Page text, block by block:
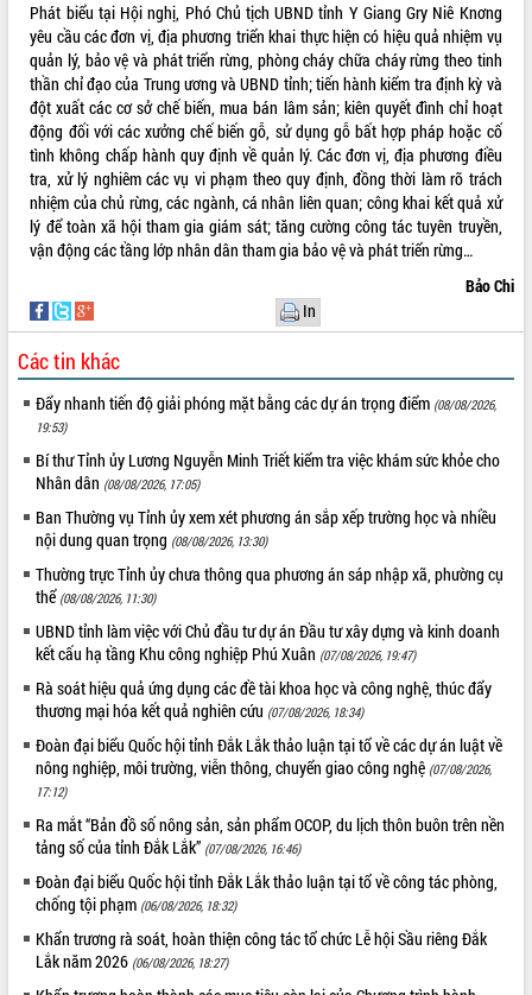
Đề án 06 tạo bước ngoặt đột phá trong
cải cách hành chính tỉnh Đắk Lắk
Kết nối tour, đẩy mạnh chuyển đổi số
để phát triển du lịch Đắk Lắk
Khởi động Dự án Đầu tư xây dựng hạ
tầng kỹ thuật Cụm công nghiệp Tân
Tiến
Gặp mặt các cơ quan báo chí nhân Kỷ
niệm 101 năm Ngày Báo chí Cách
mạng Việt Nam
hiện Đề án 06 của Chính phủ
Quy hoạch và Xúc tiến đầu tư tỉnh Đắk
Khơi thông điểm nghẽn, đẩy nhanh
giải ngân vốn khắc phục thiên tai
HĐND tỉnh thông qua điều chỉnh Quy
hoạch tỉnh thời kỳ 2021-2030
Hội thảo góp ý hồ sơ điều chỉnh quy
hoạch tỉnh Đắk Lắk thời kỳ 2021-2030,
tầm nhìn đến năm 2050
Nâng cao hiệu quả hoạt động của các
doanh nghiệp nhà nước
Hội nghị triển khai kết nối mạng
truyền số liệu chuyên dùng phục vụ cơ
quan Đảng, Nhà nước
Lễ phát động chuỗi hoạt động chung
tay làm sạch môi trường
Xã Ea Kar bước chuyển mình trong
mới
UBND tỉnh họp báo định kỳ tháng 4
năm 2026
Hội thảo khoa học “Giải pháp thúc đẩy
phát triển nền kinh tế xanh tại tỉnh
Đắk Lắk”
Phát biểu tại Hội nghị, Phó Chủ tịch UBND tỉnh Y Giang Gry Niê Knơng
yêu cầu các đơn vị, địa phương triển khai thực hiện có hiệu quả nhiệm vụ
quản lý, bảo vệ và phát triển rừng, phòng cháy chữa cháy rừng theo tinh
thần chỉ đạo của Trung ương và UBND tỉnh; tiến hành kiểm tra định kỳ và
đột xuất các cơ sở chế biến, mua bán lâm sản; kiên quyết đình chỉ hoạt
động đối với các xưởng chế biến gỗ, sử dụng gỗ bất hợp pháp hoặc cố
tình không chấp hành quy định về quản lý. Các đơn vị, địa phương điều
tra, xử lý nghiêm các vụ vi phạm theo quy định, đồng thời làm rõ trách
nhiệm của chủ rừng, các ngành, cá nhân liên quan; công khai kết quả xử
lý để toàn xã hội tham gia giám sát; tăng cường công tác tuyên truyền,
vận động các tầng lớp nhân dân tham gia bảo vệ và phát triển rừng…
Bảo Chi
In
Các tin khác
Đẩy nhanh tiến độ giải phóng mặt bằng các dự án trọng điểm (08/08/2026,
19:53)
Bí thư Tỉnh ủy Lương Nguyễn Minh Triết kiểm tra việc khám sức khỏe cho
Nhân dân (08/08/2026, 17:05)
Ban Thường vụ Tỉnh ủy xem xét phương án sắp xếp trường học và nhiều
nội dung quan trọng (08/08/2026, 13:30)
Thường trực Tỉnh ủy chưa thông qua phương án sáp nhập xã, phường cụ
thể (08/08/2026, 11:30)
UBND tỉnh làm việc với Chủ đầu tư dự án Đầu tư xây dựng và kinh doanh
kết cấu hạ tầng Khu công nghiệp Phú Xuân (07/08/2026, 19:47)
Rà soát hiệu quả ứng dụng các đề tài khoa học và công nghệ, thúc đẩy
thương mại hóa kết quả nghiên cứu (07/08/2026, 18:34)
Đoàn đại biểu Quốc hội tỉnh Đắk Lắk thảo luận tại tổ về các dự án luật về
nông nghiệp, môi trường, viễn thông, chuyển giao công nghệ (07/08/2026,
17:12)
Ra mắt “Bản đồ số nông sản, sản phẩm OCOP, du lịch thôn buôn trên nền
tảng số của tỉnh Đắk Lắk” (07/08/2026, 16:46)
Đoàn đại biểu Quốc hội tỉnh Đắk Lắk thảo luận tại tổ về công tác phòng,
chống tội phạm (06/08/2026, 18:32)
Khẩn trương rà soát, hoàn thiện công tác tổ chức Lễ hội Sầu riêng Đắk
Lắk năm 2026 (06/08/2026, 18:27)